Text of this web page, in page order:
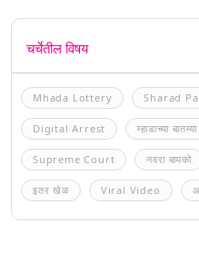
चर्चेतील विषय
Mhada Lottery Sharad
Digital Arrest म्हाडाच्या बातम्या
Supreme Court नवरा बायको
इतर खेळ Viral Video